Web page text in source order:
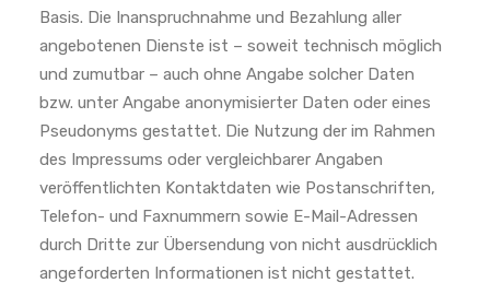
Basis. Die Inanspruchnahme und Bezahlung aller
angebotenen Dienste ist – soweit technisch möglich
und zumutbar – auch ohne Angabe solcher Daten
bzw. unter Angabe anonymisierter Daten oder eines
Pseudonyms gestattet. Die Nutzung der im Rahmen
des Impressums oder vergleichbarer Angaben
veröffentlichten Kontaktdaten wie Postanschriften,
Telefon- und Faxnummern sowie E-Mail-Adressen
durch Dritte zur Übersendung von nicht ausdrücklich
angeforderten Informationen ist nicht gestattet.